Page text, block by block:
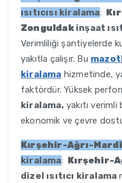
ısıtıcısı kiralama:
Zonguldakinşaat
Verimliliği şantiyelerde
yakıtla çalışır. Bu
kiralama hizmetinde,
faktördür. Yüksek
kiralama,yakıtı verimli
ekonomik ve çevre
Kırşehir-Ağrı-
kiralama: Kırşehir-
dizel ısıtıcı kiralama